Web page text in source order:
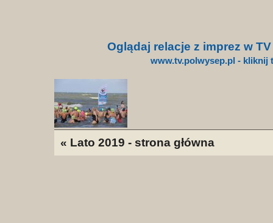
Oglądaj relacje z imprez w
www.tv.polwysep.pl - kliknij
« Lato 2019 - strona główna